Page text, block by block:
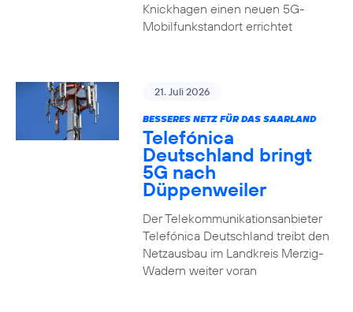
Knickhagen einen neuen 5G-
Mobilfunkstandort errichtet
21. Juli 2026
BESSERES NETZ FÜR DAS SAARLAND
Telefónica
Deutschland bringt
5G nach
Düppenweiler
Der Telekommunikationsanbieter
Telefónica Deutschland treibt den
Netzausbau im Landkreis Merzig-
Wadern weiter voran